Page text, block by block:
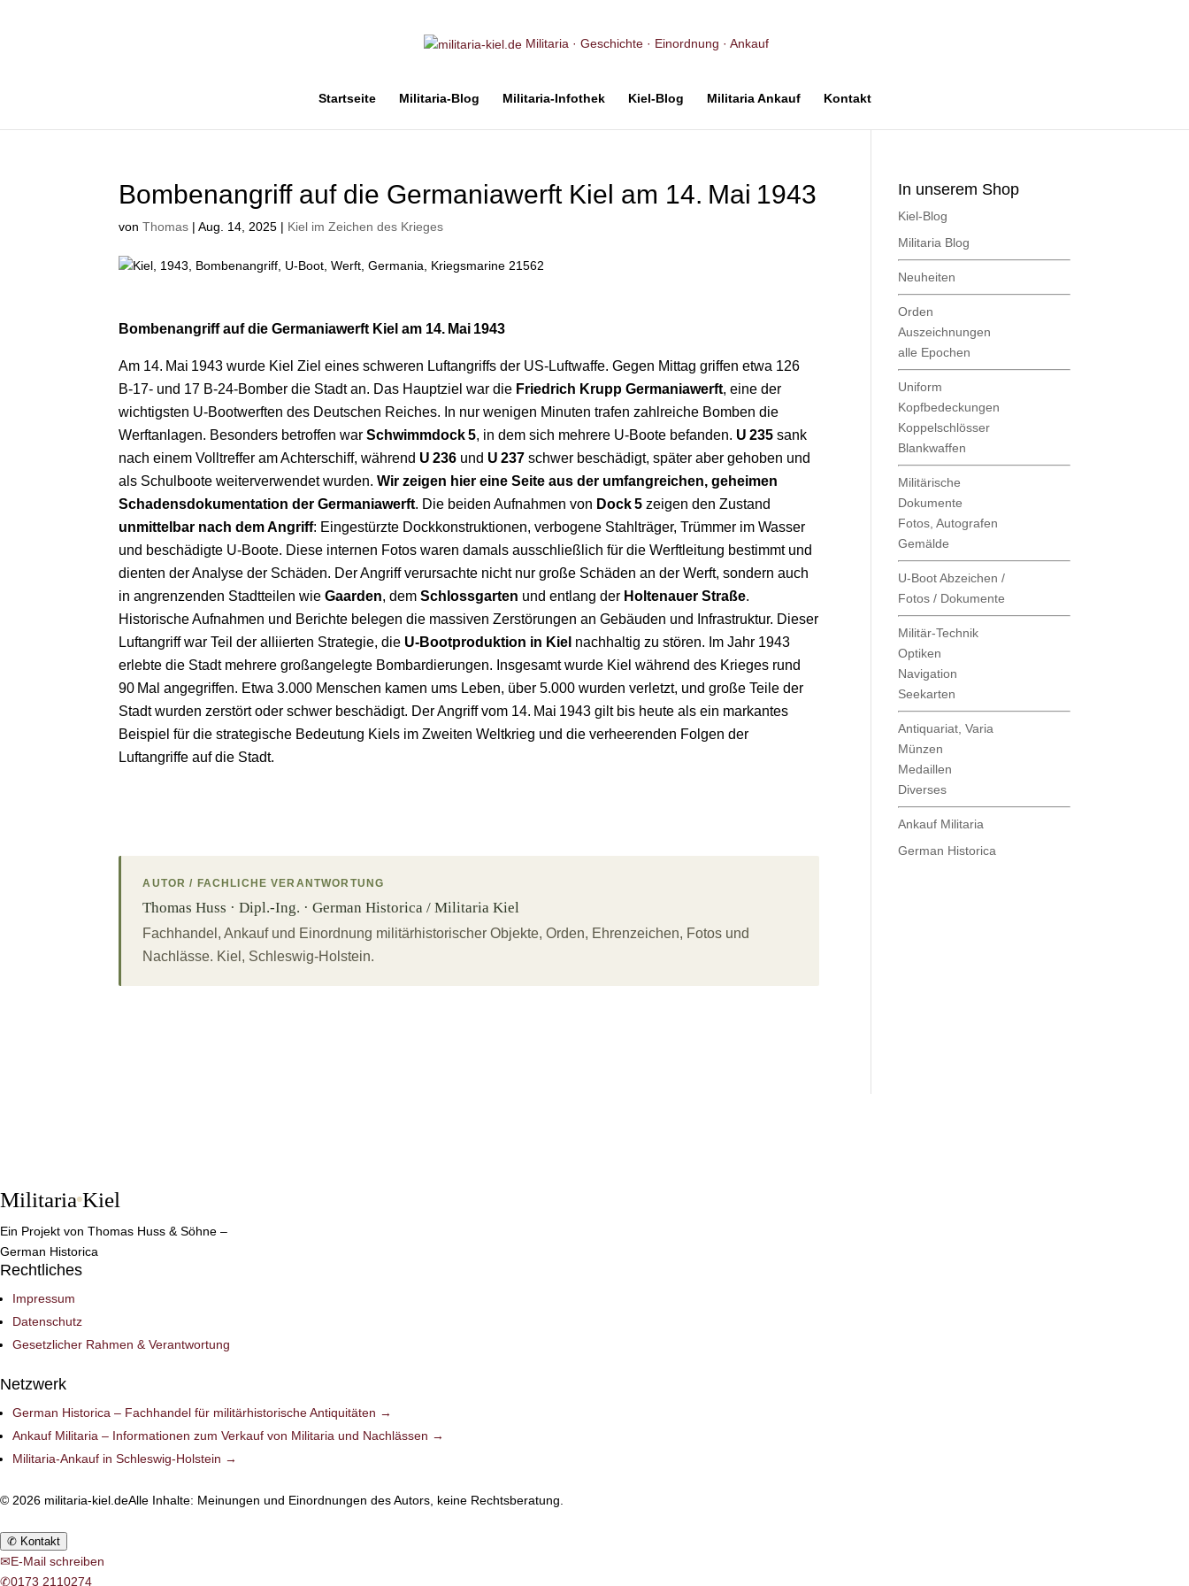
Militaria · Geschichte · Einordnung · Ankauf
Startseite Militaria-Blog Militaria-Infothek Kiel-Blog Militaria Ankauf Kontakt
Bombenangriff auf die Germaniawerft Kiel am 14. Mai 1943
vonThomas |Aug. 14, 2025 | Kiel im Zeichen des Krieges
Bombenangriff auf die Germaniawerft Kiel am 14. Mai 1943
Am 14. Mai 1943 wurde Kiel Ziel eines schweren Luftangriffs der US‑Luftwaffe. Gegen Mittag griffen etwa 126
B‑17- und 17 B‑24-Bomber die Stadt an. Das Hauptziel war die Friedrich Krupp Germaniawerft, eine der
wichtigsten U‑Bootwerften des Deutschen Reiches. In nur wenigen Minuten trafen zahlreiche Bomben die
Werftanlagen. Besonders betroffen warSchwimmdock 5, in dem sich mehrere U‑Boote befanden. U 235 sank
nach einem Volltreffer am Achterschiff, während U 236 und U 237 schwer beschädigt, später aber gehoben und
als Schulboote weiterverwendet wurden.Wir zeigen hier eine Seite aus der umfangreichen, geheimen
Schadensdokumentation der Germaniawerft. Die beiden Aufnahmen von Dock 5 zeigen den Zustand
unmittelbar nach dem Angriff: Eingestürzte Dockkonstruktionen, verbogene Stahlträger, Trümmer im Wasser
und beschädigte U‑Boote. Diese internen Fotos waren damals ausschließlich für die Werftleitung bestimmt und
dienten der Analyse der Schäden. Der Angriff verursachte nicht nur große Schäden an der Werft, sondern auch
in angrenzenden Stadtteilen wieGaarden, demSchlossgarten und entlang der Holtenauer Straße.
Historische Aufnahmen und Berichte belegen die massiven Zerstörungen an Gebäuden und Infrastruktur. Dieser
Luftangriff war Teil der alliierten Strategie, die U‑Bootproduktion in Kiel nachhaltig zu stören. Im Jahr 1943
erlebte die Stadt mehrere großangelegte Bombardierungen. Insgesamt wurde Kiel während des Krieges rund
90 Mal angegriffen. Etwa 3.000 Menschen kamen ums Leben, über 5.000 wurden verletzt, und große Teile der
Stadt wurden zerstört oder schwer beschädigt. Der Angriff vom 14. Mai 1943 gilt bis heute als ein markantes
Beispiel für die strategische Bedeutung Kiels im Zweiten Weltkrieg und die verheerenden Folgen der
Luftangriffe auf die Stadt.
AUTOR / FACHLICHE VERANTWORTUNG
Thomas Huss · Dipl.-Ing. · German Historica / Militaria Kiel
Fachhandel, Ankauf und Einordnung militärhistorischer Objekte, Orden, Ehrenzeichen, Fotos und
Nachlässe. Kiel, Schleswig-Holstein.
In unserem Shop
Kiel-Blog
Militaria Blog
Neuheiten
Orden
Auszeichnungen
alle Epochen
Uniform
Kopfbedeckungen
Koppelschlösser
Blankwaffen
Militärische
Dokumente
Fotos, Autografen
Gemälde
U-Boot Abzeichen /
Fotos / Dokumente
Militär-Technik
Optiken
Navigation
Seekarten
Antiquariat, Varia
Münzen
Medaillen
Diverses
Ankauf Militaria
German Historica
Militaria Kiel
Ein Projekt von Thomas Huss & Söhne –
German Historica
Rechtliches
Impressum
Datenschutz
Gesetzlicher Rahmen & Verantwortung
Netzwerk
German Historica – Fachhandel für militärhistorische Antiquitäten →
Ankauf Militaria – Informationen zum Verkauf von Militaria und Nachlässen →
Militaria-Ankauf in Schleswig-Holstein →
© 2026 militaria-kiel.deAlle Inhalte: Meinungen und Einordnungen des Autors, keine Rechtsberatung.
✆ Kontakt
✉E-Mail schreiben
✆0173 2110274